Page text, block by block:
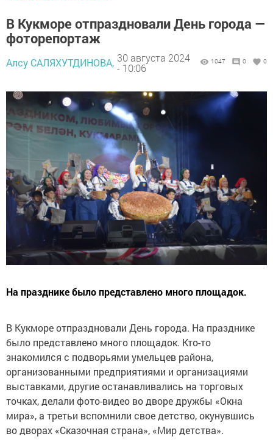
В Кукморе отпраздновали День города —
фоторепортаж
Алсу САЛЯХУТДИНОВА, 30 августа 2024
- 10:06
1047 0 0
На празднике было представлено много площадок.
В Кукморе отпраздновали День города. На празднике
было представлено много площадок. Кто-то
знакомился с подворьями умельцев района,
организованными предприятиями и организациями
выставками, другие останавливались на торговых
точках, делали фото-видео во дворе дружбы «Окна
мира», а третьи вспомнили свое детство, окунувшись
во дворах «Сказочная страна», «Мир детства».